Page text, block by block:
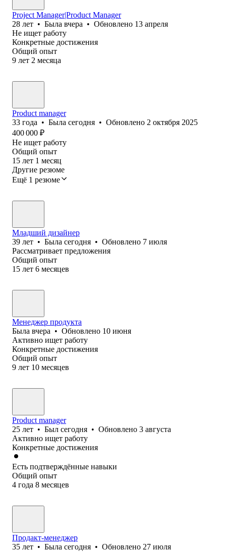
Project Manager|Product Manager
28 лет • Была вчера • Обновлено 13 апреля
Не ищет работу
Конкретные достижения
Общий опыт
9 лет 2 месяца
Product manager
33 года • Была сегодня • Обновлено 2 октября 2025
400 000 ₽
Не ищет работу
Общий опыт
15 лет 1 месяц
Другие резюме
Ещё 1 резюме
Младший дизайнер
39 лет • Была сегодня • Обновлено 7 июля
Рассматривает предложения
Общий опыт
15 лет 6 месяцев
Менеджер продукта
Была вчера • Обновлено 10 июня
Активно ищет работу
Конкретные достижения
Общий опыт
9 лет 10 месяцев
Product manager
25 лет • Был сегодня • Обновлено 3 августа
Активно ищет работу
Конкретные достижения
Есть подтверждённые навыки
Общий опыт
4 года 8 месяцев
Продакт-менеджер
35 лет • Была сегодня • Обновлено 27 июля